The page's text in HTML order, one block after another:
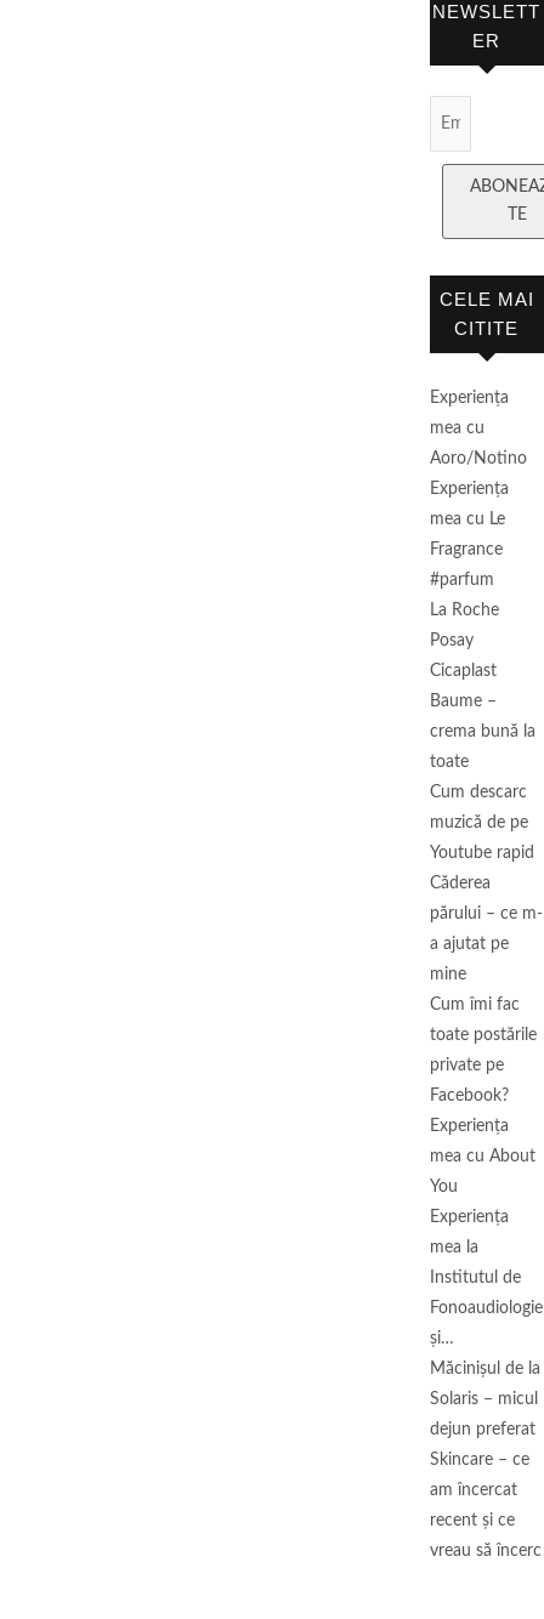
NEWSLETT
ER
TE
CELE MAI
CITITE
Experienţa
mea cu
Aoro/Notino
Experienţa
mea cu Le
Fragrance
#parfum
La Roche
Posay
Cicaplast
Baume –
crema bună la
toate
Cum descarc
muzică de pe
Youtube rapid
Căderea
părului – ce m-
a ajutat pe
mine
Cum îmi fac
toate postările
private pe
Facebook?
Experiența
mea cu About
You
Experiența
mea la
Institutul de
Fonoaudiologie
și…
Măcinişul de la
Solaris – micul
dejun preferat
Skincare – ce
am încercat
recent și ce
vreau să încerc